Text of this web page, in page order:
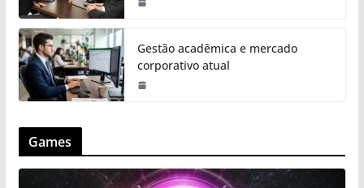
Gestão acadêmica e mercado
corporativo atual
Games